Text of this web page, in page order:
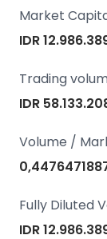
Market
IDR
Trading
IDR
Volume /
Fully Diluted
IDR